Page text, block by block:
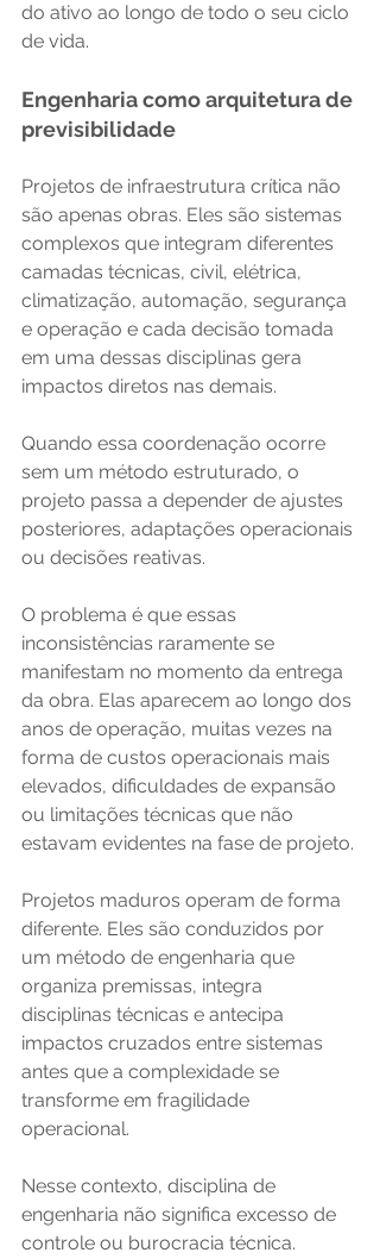
do ativo ao longo de todo o seu ciclo
de vida.
Engenharia como arquitetura de
previsibilidade
Projetos de infraestrutura crítica não
são apenas obras. Eles são sistemas
complexos que integram diferentes
camadas técnicas, civil, elétrica,
climatização, automação, segurança
e operação e cada decisão tomada
em uma dessas disciplinas gera
impactos diretos nas demais.
Quando essa coordenação ocorre
sem um método estruturado, o
projeto passa a depender de ajustes
posteriores, adaptações operacionais
ou decisões reativas.
O problema é que essas
inconsistências raramente se
manifestam no momento da entrega
da obra. Elas aparecem ao longo dos
anos de operação, muitas vezes na
forma de custos operacionais mais
elevados, dificuldades de expansão
ou limitações técnicas que não
estavam evidentes na fase de projeto.
Projetos maduros operam de forma
diferente. Eles são conduzidos por
um método de engenharia que
organiza premissas, integra
disciplinas técnicas e antecipa
impactos cruzados entre sistemas
antes que a complexidade se
transforme em fragilidade
operacional.
Nesse contexto, disciplina de
engenharia não significa excesso de
controle ou burocracia técnica.